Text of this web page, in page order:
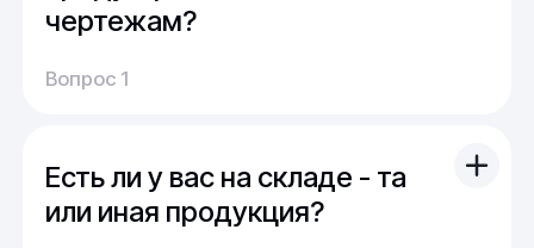
чертежам?
Вы можете отправить свой чертеж/проект
(в т.ч. примерный) с техническим заданием.
Мы можем изготовить для вас как мелкую
продукцию (метизы, точеные отводы,
детали), так и большие изделия
Вопрос 1
Есть ли у вас на складе - та
или иная продукция?